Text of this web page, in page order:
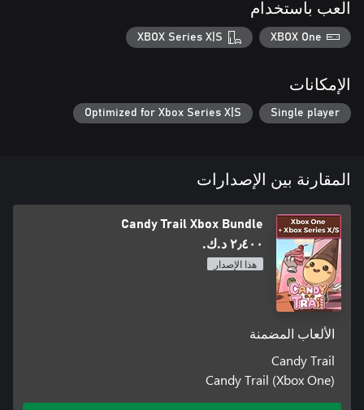
العب باستخدام
XBOX One
XBOX Series X|S
الإمكانات
Single player
Optimized for Xbox Series X|S
المقارنة بين الإصدارات
Candy Trail Xbox Bundle
٢٫٤٠٠ د.ك.‏
هذا الإصدار
الألعاب المضمنة
Candy Trail
Candy Trail (Xbox One)